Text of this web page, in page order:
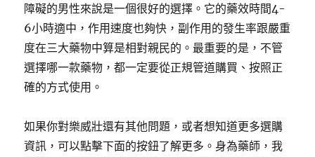
障礙的男性來說是一個很好的選擇。它的藥效時間4-
6小時適中，作用速度也夠快，副作用的發生率跟嚴重
度在三大藥物中算是相對親民的。最重要的是，不管
選擇哪一款藥物，都一定要從正規管道購買、按照正
確的方式使用。
如果你對樂威壯還有其他問題，或者想知道更多選購
資訊，可以點擊下面的按鈕了解更多。身為藥師，我